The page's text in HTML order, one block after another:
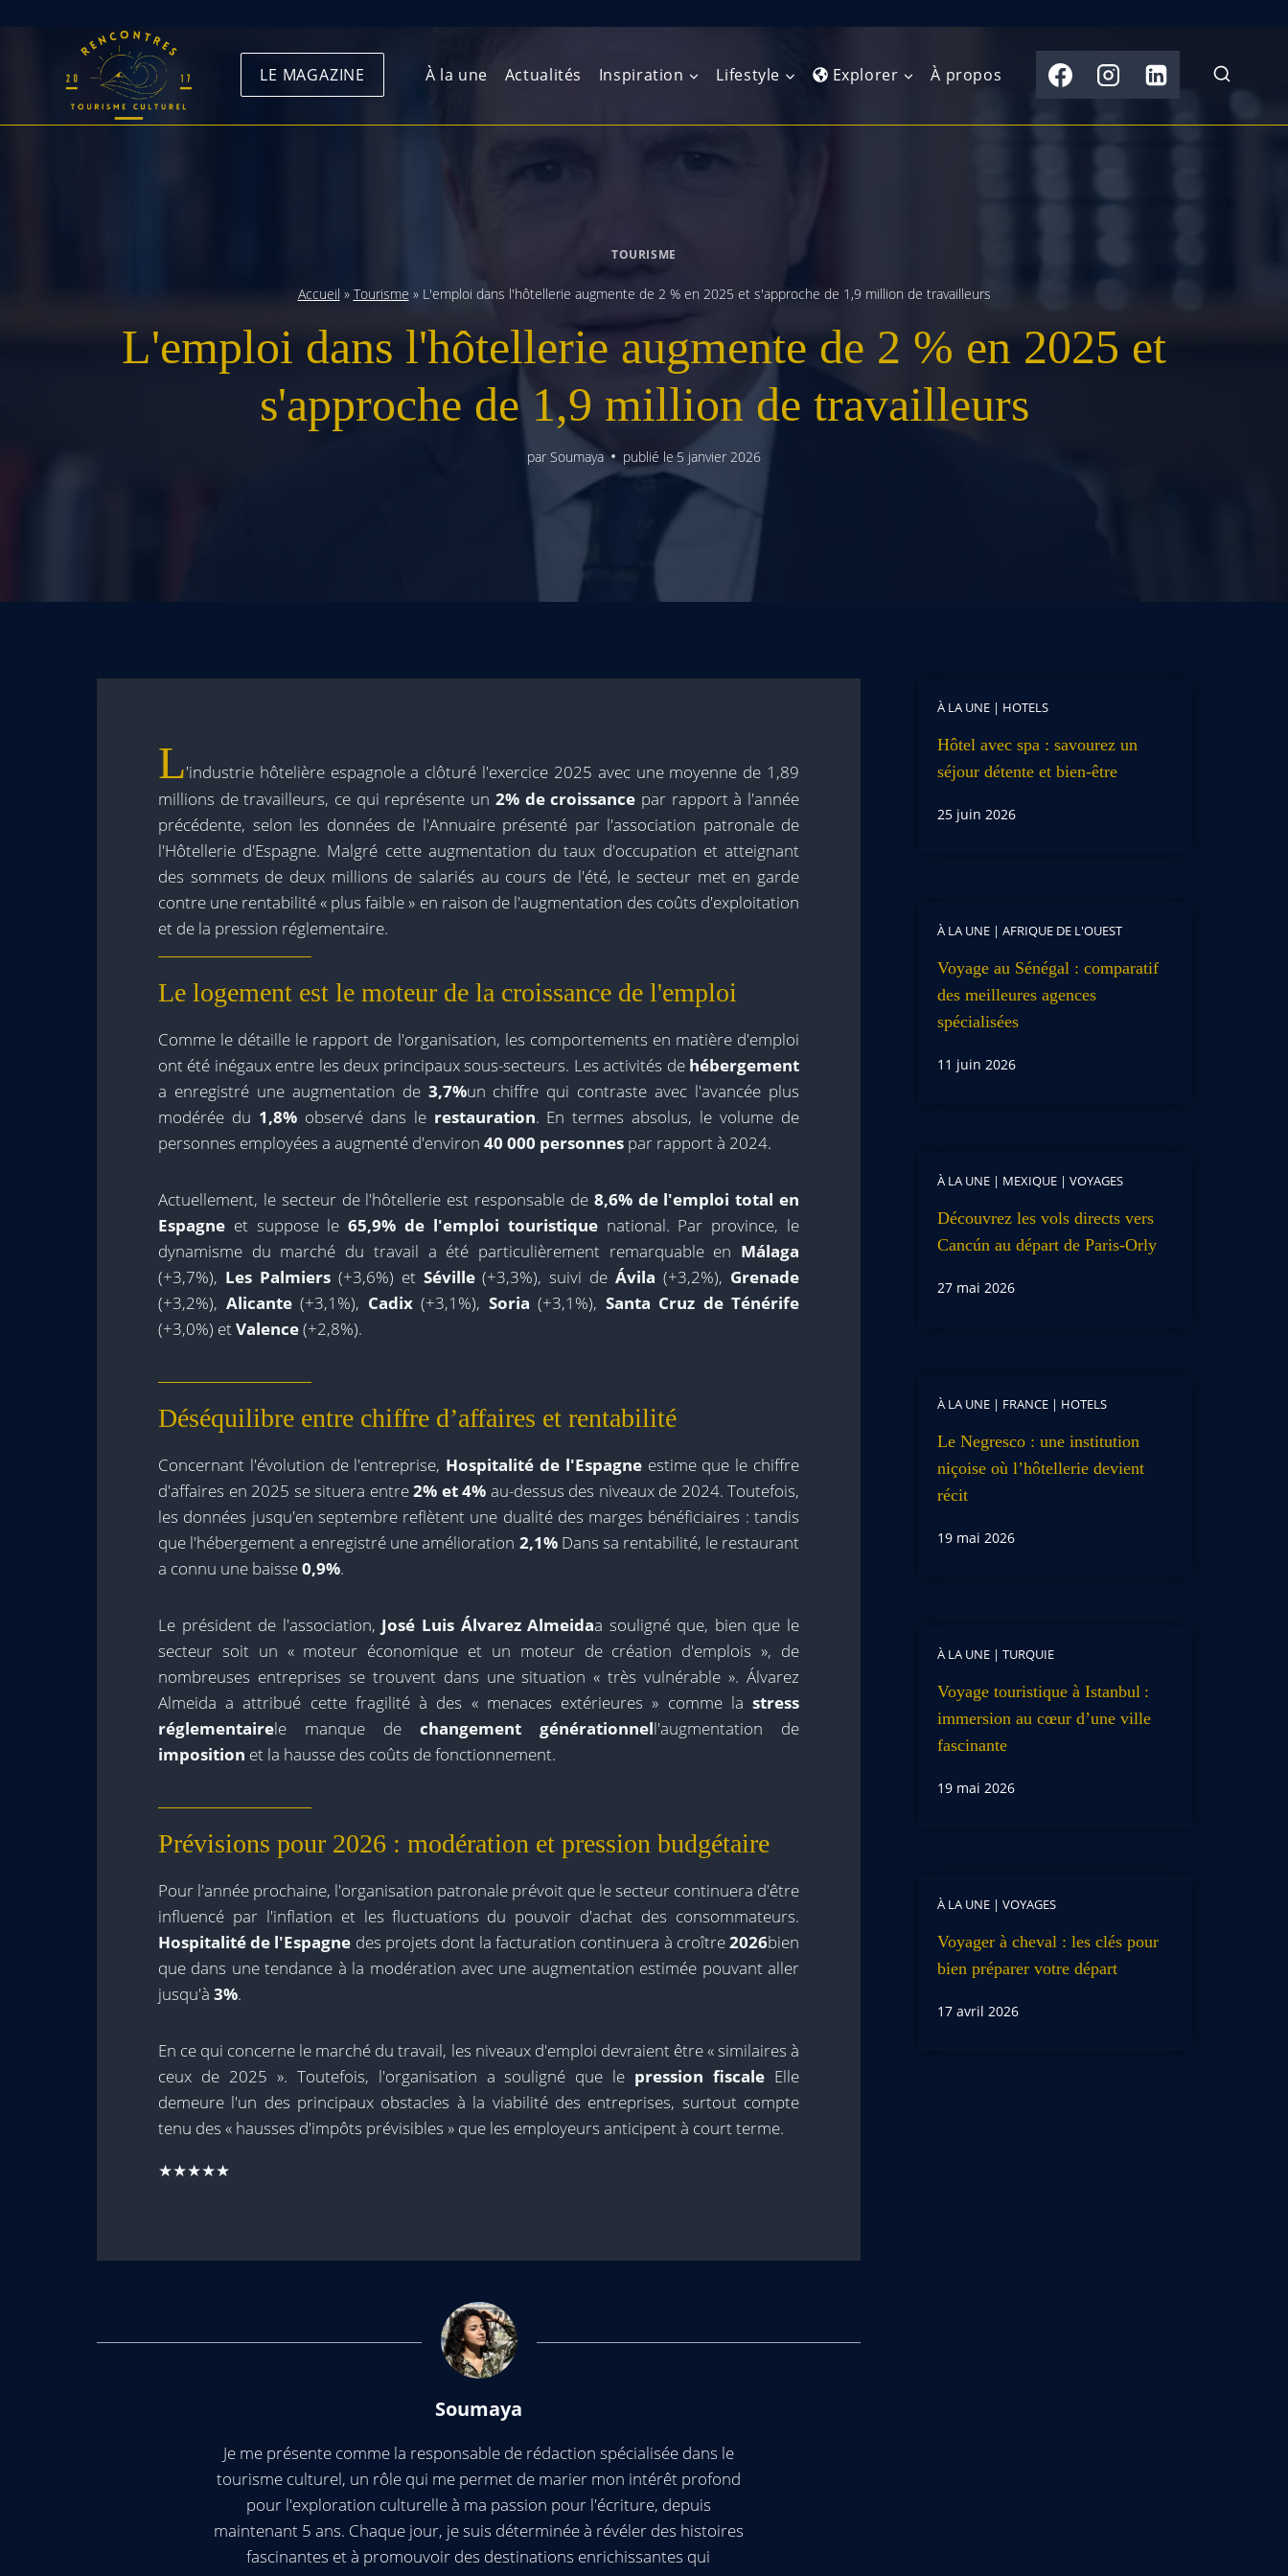
LE MAGAZINE À la une Actualités Inspiration Lifestyle Explorer
Balkans
Afrique de l’Est
Afrique australe
indien
Asie du Sud-Est
À propos
TOURISME
Accueil » Tourisme » L'emploi dans l'hôtellerie augmente de 2 % en 2025 et s'approche de 1,9 million de travailleurs
L'emploi dans l'hôtellerie augmente de 2 % en 2025 et
s'approche de 1,9 million de travailleurs
par Soumaya publié le5 janvier 2026
L'industrie hôtelière espagnole a clôturé l'exercice 2025 avec une moyenne de 1,89
millions de travailleurs, ce qui représente un 2% de croissance par rapport à l'année
précédente, selon les données de l'Annuaire présenté par l'association patronale de
l'Hôtellerie d'Espagne. Malgré cette augmentation du taux d'occupation et atteignant
des sommets de deux millions de salariés au cours de l'été, le secteur met en garde
contre une rentabilité « plus faible » en raison de l'augmentation des coûts d'exploitation
et de la pression réglementaire.
Le logement est le moteur de la croissance de l'emploi
Comme le détaille le rapport de l'organisation, les comportements en matière d'emploi
ont été inégaux entre les deux principaux sous-secteurs. Les activités de hébergement
a enregistré une augmentation de 3,7%un chiffre qui contraste avec l'avancée plus
modérée du 1,8%observé dans le restauration. En termes absolus, le volume de
personnes employées a augmenté d'environ 40 000 personnes par rapport à 2024.
Actuellement, le secteur de l'hôtellerie est responsable de 8,6% de l'emploi total en
Espagne et suppose le65,9% de l'emploi touristiquenational. Par province, le
dynamisme du marché du travail a été particulièrement remarquable en Málaga
(+3,7%), Les Palmiers(+3,6%) et Séville(+3,3%), suivi deÁvila (+3,2%), Grenade
(+3,2%), Alicante(+3,1%), Cadix(+3,1%), Soria (+3,1%), Santa Cruz de Ténérife
(+3,0%) etValence(+2,8%).
Déséquilibre entre chiffre d’affaires et rentabilité
Concernant l'évolution de l'entreprise, Hospitalité de l'Espagneestime que le chiffre
d'affaires en 2025 se situera entre2% et 4% au-dessus des niveaux de 2024. Toutefois,
les données jusqu'en septembre reflètent une dualité des marges bénéficiaires : tandis
que l'hébergement a enregistré une amélioration 2,1%Dans sa rentabilité, le restaurant
a connu une baisse0,9%.
Le président de l'association, José Luis Álvarez Almeidaa souligné que, bien que le
secteur soit un « moteur économique et un moteur de création d'emplois », de
nombreuses entreprises se trouvent dans une situation « très vulnérable ». Álvarez
Almeida a attribué cette fragilité à des « menaces extérieures » comme la stress
réglementairele manque de changement générationnell'augmentation de
imposition et la hausse des coûts de fonctionnement.
Prévisions pour 2026 : modération et pression budgétaire
Pour l'année prochaine, l'organisation patronale prévoit que le secteur continuera d'être
influencé par l'inflation et les fluctuations du pouvoir d'achat des consommateurs.
Hospitalité de l'Espagne des projets dont la facturation continuera à croître2026bien
que dans une tendance à la modération avec une augmentation estimée pouvant aller
jusqu'à 3%.
En ce qui concerne le marché du travail, les niveaux d'emploi devraient être « similaires à
ceux de 2025 ». Toutefois, l'organisation a souligné que le pression fiscale Elle
demeure l'un des principaux obstacles à la viabilité des entreprises, surtout compte
tenu des « hausses d'impôts prévisibles » que les employeurs anticipent à court terme.
★★★★★
Soumaya
Je me présente comme la responsable de rédaction spécialisée dans le
tourisme culturel, un rôle qui me permet de marier mon intérêt profond
pour l'exploration culturelle à ma passion pour l'écriture, depuis
maintenant 5 ans. Chaque jour, je suis déterminée à révéler des histoires
fascinantes et à promouvoir des destinations enrichissantes qui
À LA UNE| HOTELS
Hôtel avec spa : savourez un
séjour détente et bien-être
25 juin 2026
À LA UNE| AFRIQUE DE L'OUEST
Voyage au Sénégal : comparatif
des meilleures agences
spécialisées
11 juin 2026
À LA UNE| MEXIQUE| VOYAGES
Découvrez les vols directs vers
Cancún au départ de Paris-Orly
27 mai 2026
À LA UNE| FRANCE| HOTELS
Le Negresco : une institution
niçoise où l’hôtellerie devient
récit
19 mai 2026
À LA UNE| TURQUIE
Voyage touristique à Istanbul :
immersion au cœur d’une ville
fascinante
19 mai 2026
À LA UNE| VOYAGES
Voyager à cheval : les clés pour
bien préparer votre départ
17 avril 2026